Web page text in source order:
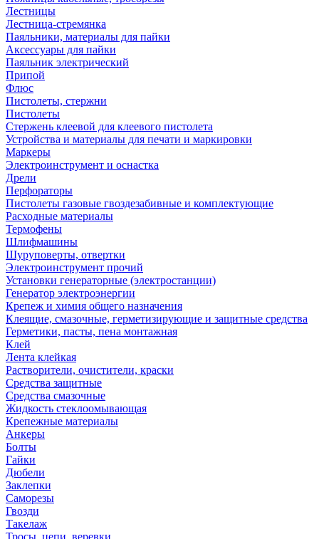
Лестницы
Лестница-стремянка
Паяльники, материалы для пайки
Аксессуары для пайки
Паяльник электрический
Припой
Флюс
Пистолеты, стержни
Пистолеты
Стержень клеевой для клеевого пистолета
Устройства и материалы для печати и маркировки
Маркеры
Электроинструмент и оснастка
Дрели
Перфораторы
Пистолеты газовые гвоздезабивные и комплектующие
Расходные материалы
Термофены
Шлифмашины
Шуруповерты, отвертки
Электроинструмент прочий
Установки генераторные (электростанции)
Генератор электроэнергии
Крепеж и химия общего назначения
Клеящие, смазочные, герметизирующие и защитные средства
Герметики, пасты, пена монтажная
Клей
Лента клейкая
Растворители, очистители, краски
Средства защитные
Средства смазочные
Жидкость стеклоомывающая
Крепежные материалы
Анкеры
Болты
Гайки
Дюбели
Заклепки
Саморезы
Гвозди
Такелаж
Тросы, цепи, веревки